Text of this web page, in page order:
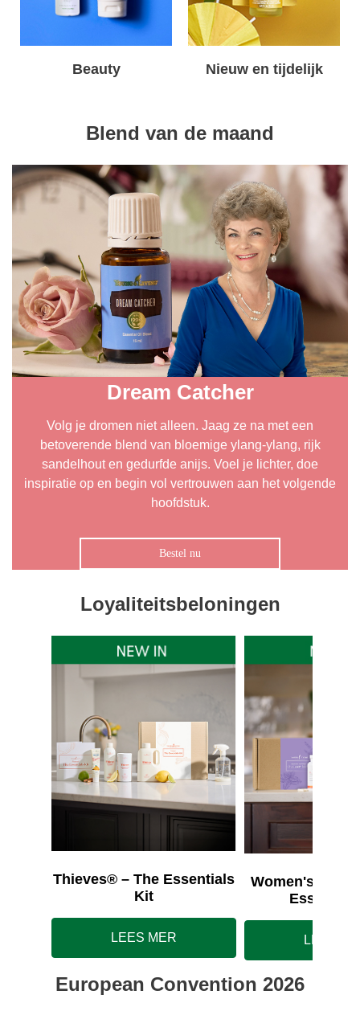
Beauty Nieuw en tijdelijk
Blend van de maand
Dream Catcher
Volg je dromen niet alleen. Jaag ze na met een
betoverende blend van bloemige ylang-ylang, rijk
sandelhout en gedurfde anijs. Voel je lichter, doe
inspiratie op en begin vol vertrouwen aan het volgende
hoofdstuk.
Bestel nu
Loyaliteitsbeloningen
Thieves® – The Essentials
Kit
LEES MER
Women's
LEES
European Convention 2026